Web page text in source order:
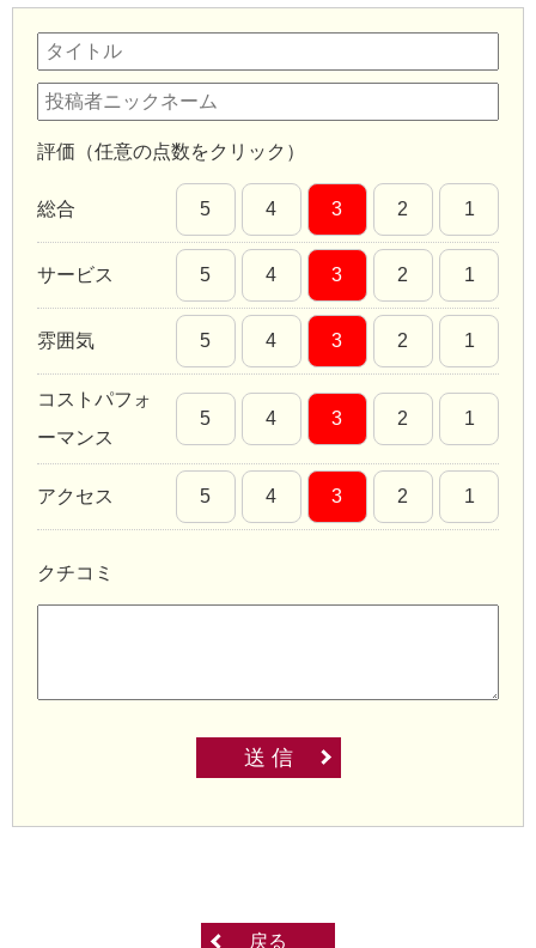
評価（任意の点数をクリック）
総合 5 4 3 2 1
サービス 5 4 3 2 1
雰囲気 5 4 3 2 1
コストパフォ
ーマンス
5 4 3 2 1
アクセス 5 4 3 2 1
クチコミ
送 信
戻る